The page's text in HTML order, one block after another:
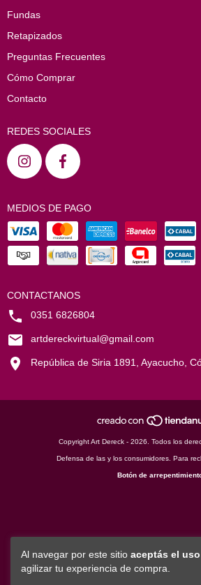
Al navegar por este sitio aceptás el
agilizar tu experiencia de compra.
Fundas
Retapizados
Preguntas Frecuentes
Cómo Comprar
Contacto
REDES SOCIALES
MEDIOS DE PAGO
CONTACTANOS
0351 6826804
artdereckvirtual@gmail.com
República de Siria 1891, Ayacucho,
Copyright Art Dereck - 2026. Todos los
Defensa de las y los consumidores. Para
Botón de